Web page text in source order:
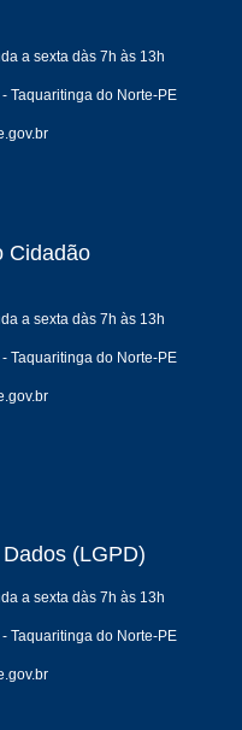
a sexta dàs 7h às 13h
Taquaritinga do Norte-PE
Cidadão
a sexta dàs 7h às 13h
Taquaritinga do Norte-PE
(LGPD)
a sexta dàs 7h às 13h
Taquaritinga do Norte-PE